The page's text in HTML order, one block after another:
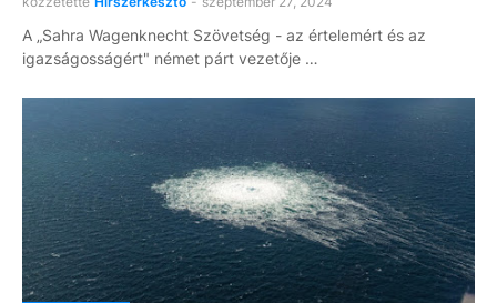
A „Sahra Wagenknecht Szövetség - az értelemért és az
igazságosságért" német párt vezetője …